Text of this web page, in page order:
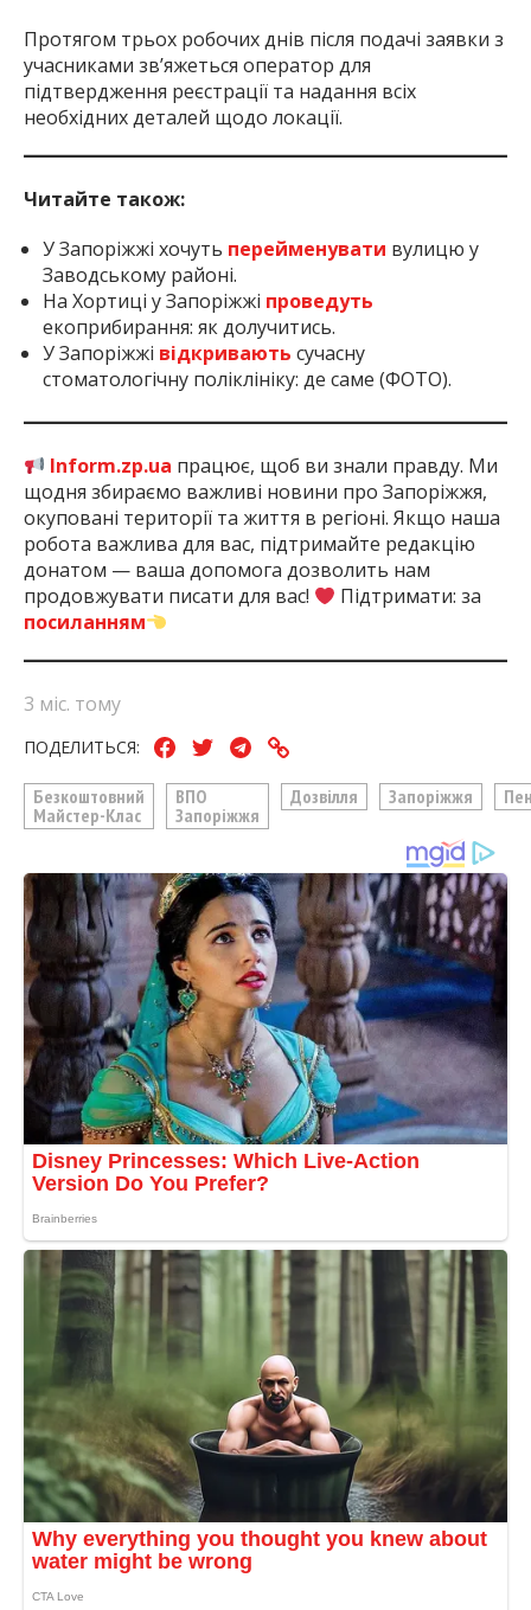
Протягом трьох робочих днів після подачі заявки з
учасниками зв’яжеться оператор для
підтвердження реєстрації та надання всіх
необхідних деталей щодо локації.
Читайте також:
У Запоріжжі хочуть перейменувати вулицю у
Заводському районі.
На Хортиці у Запоріжжі проведуть
екоприбирання: як долучитись.
У Запоріжжі відкривають сучасну
стоматологічну поліклініку: де саме (ФОТО).
Inform.zp.ua працює, щоб ви знали правду. Ми
щодня збираємо важливі новини про Запоріжжя,
окуповані території та життя в регіоні. Якщо наша
робота важлива для вас, підтримайте редакцію
донатом — ваша допомога дозволить нам
продовжувати писати для вас!
Підтримати: за
посиланням
3 міс. тому
ПОДЕЛИТЬСЯ:
Безкоштовний
Майстер-Клас
ВПО
Запоріжжя
Дозвілля Запоріжжя